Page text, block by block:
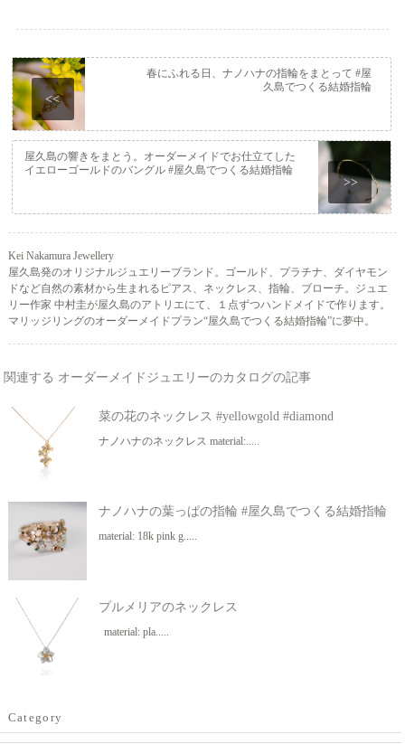
<<
春にふれる日、ナノハナの指輪をまとって #屋
久島でつくる結婚指輪
>>
屋久島の響きをまとう。オーダーメイドでお仕立てした
イエローゴールドのバングル #屋久島でつくる結婚指輪
Kei Nakamura Jewellery
屋久島発のオリジナルジュエリーブランド。ゴールド、プラチナ、ダイヤモン
ドなど自然の素材から生まれるピアス、ネックレス、指輪、ブローチ。ジュエ
リー作家 中村圭が屋久島のアトリエにて、１点ずつハンドメイドで作ります。
マリッジリングのオーダーメイドプラン“屋久島でつくる結婚指輪”に夢中。
関連する オーダーメイドジュエリーのカタログの記事
菜の花のネックレス #yellowgold #diamond
ナノハナのネックレス material:.....
ナノハナの葉っぱの指輪 #屋久島でつくる結婚指輪
material: 18k pink g.....
プルメリアのネックレス
material: pla.....
Category